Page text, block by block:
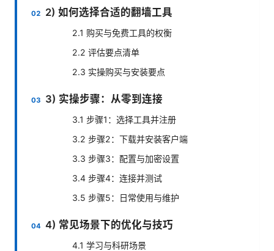
2) 如何选择合适的翻墙工具
2.1 购买与免费工具的权衡
2.2 评估要点清单
2.3 实操购买与安装要点
3) 实操步骤：从零到连接
3.1 步骤1：选择工具并注册
3.2 步骤2：下载并安装客户端
3.3 步骤3：配置与加密设置
3.4 步骤4：连接并测试
3.5 步骤5：日常使用与维护
4) 常见场景下的优化与技巧
4.1 学习与科研场景